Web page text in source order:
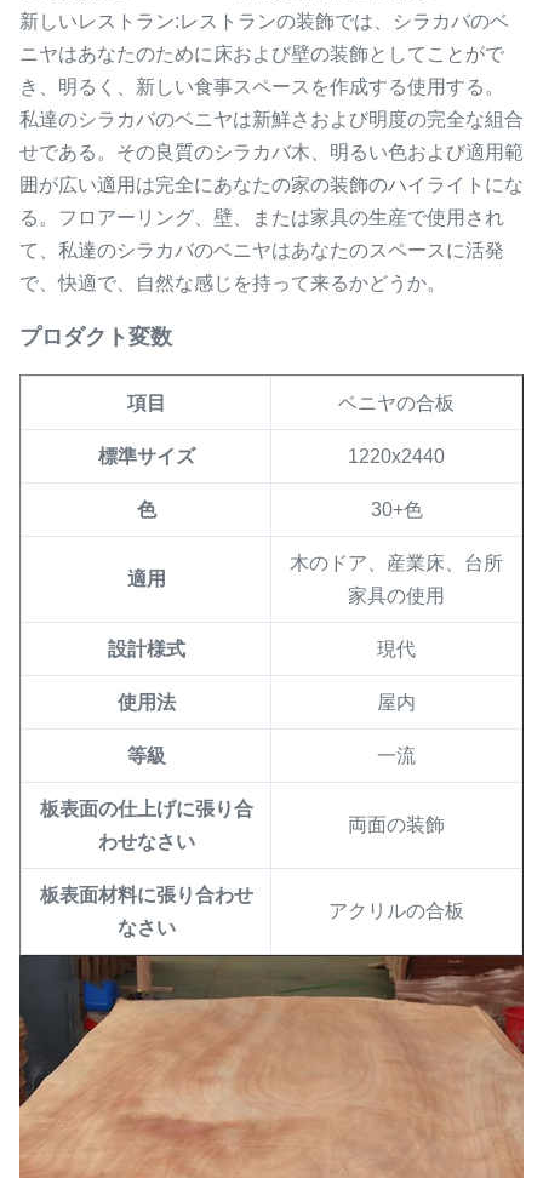
新しいレストラン:レストランの装飾では、シラカバのベ
ニヤはあなたのために床および壁の装飾としてことがで
き、明るく、新しい食事スペースを作成する使用する。
私達のシラカバのベニヤは新鮮さおよび明度の完全な組合
せである。その良質のシラカバ木、明るい色および適用範
囲が広い適用は完全にあなたの家の装飾のハイライトにな
る。フロアーリング、壁、または家具の生産で使用され
て、私達のシラカバのベニヤはあなたのスペースに活発
で、快適で、自然な感じを持って来るかどうか。
プロダクト変数
項目 ベニヤの合板
標準サイズ 1220x2440
色 30+色
適用
木のドア、産業床、台所
家具の使用
設計様式 現代
使用法 屋内
等級 一流
板表面の仕上げに張り合
わせなさい
両面の装飾
板表面材料に張り合わせ
なさい
アクリルの合板